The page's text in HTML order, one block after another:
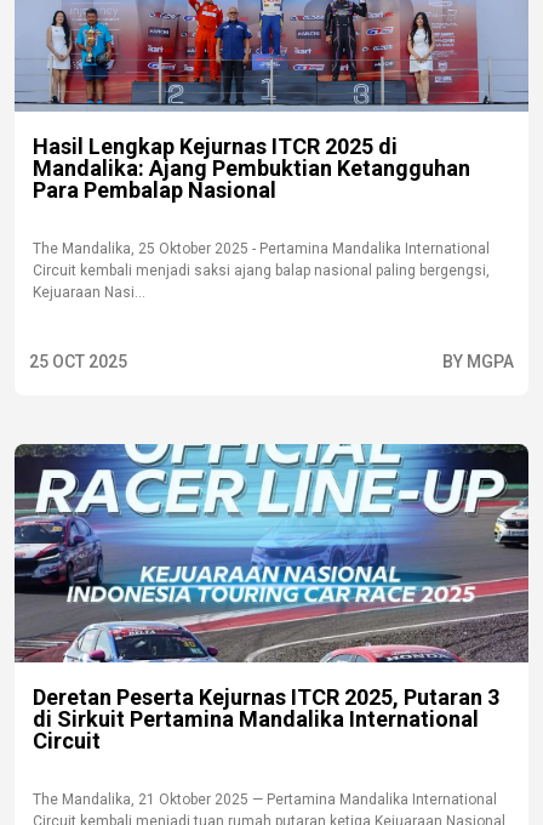
Hasil Lengkap Kejurnas ITCR 2025 di
Mandalika: Ajang Pembuktian Ketangguhan
Para Pembalap Nasional
The Mandalika, 25 Oktober 2025 - Pertamina Mandalika International
Circuit kembali menjadi saksi ajang balap nasional paling bergengsi,
Kejuaraan Nasi...
25 OCT 2025 BY MGPA
Deretan Peserta Kejurnas ITCR 2025, Putaran 3
di Sirkuit Pertamina Mandalika International
Circuit
The Mandalika, 21 Oktober 2025 — Pertamina Mandalika International
Circuit kembali menjadi tuan rumah putaran ketiga Kejuaraan Nasional